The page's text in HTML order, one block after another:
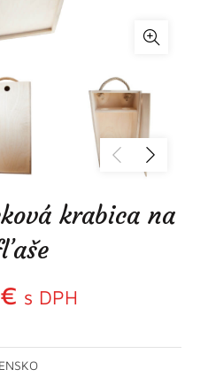
krabica na
€ s DPH